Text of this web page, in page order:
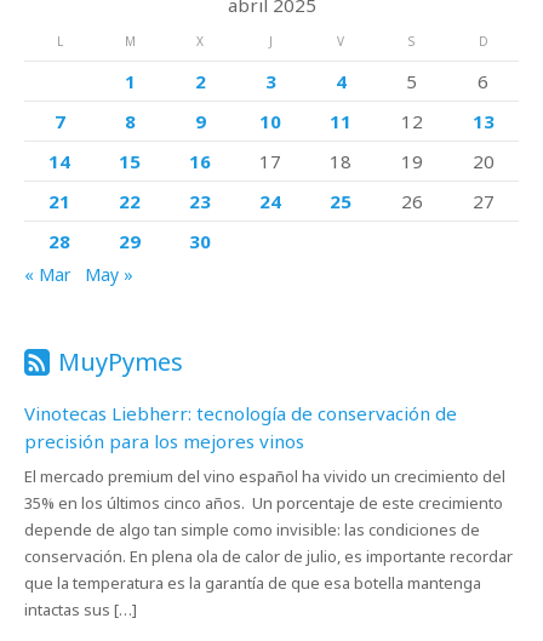
abril 2025
L M X J V S D
1 2 3 4 5
6
7
8 9 10 11 12
13
14
15 16 17 18 19
20
21
22 23 24 25 26
27
28
29 30
« Mar May »
MuyPymes
Vinotecas Liebherr: tecnología de conservación de
precisión para los mejores vinos
El mercado premium del vino español ha vivido un crecimiento del
35% en los últimos cinco años. Un porcentaje de este crecimiento
depende de algo tan simple como invisible: las condiciones de
conservación. En plena ola de calor de julio, es importante recordar
que la temperatura es la garantía de que esa botella mantenga
intactas sus […]